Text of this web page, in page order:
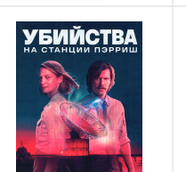
В наличии